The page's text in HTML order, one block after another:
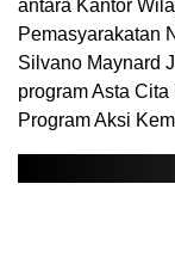
antara Kantor
Pemasyarakatan
Silvano Maynard
program Asta
Program Aksi